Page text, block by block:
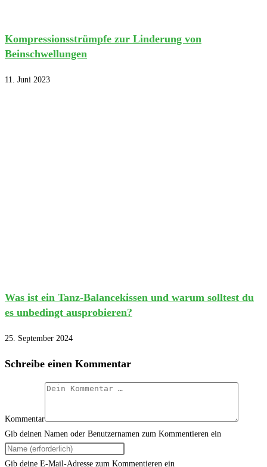
Kompressionsstrümpfe zur Linderung von
Beinschwellungen
11. Juni 2023
Was ist ein Tanz-Balancekissen und warum solltest du
es unbedingt ausprobieren?
25. September 2024
Schreibe einen Kommentar
Kommentar
Gib deinen Namen oder Benutzernamen zum Kommentieren ein
Gib deine E-Mail-Adresse zum Kommentieren ein